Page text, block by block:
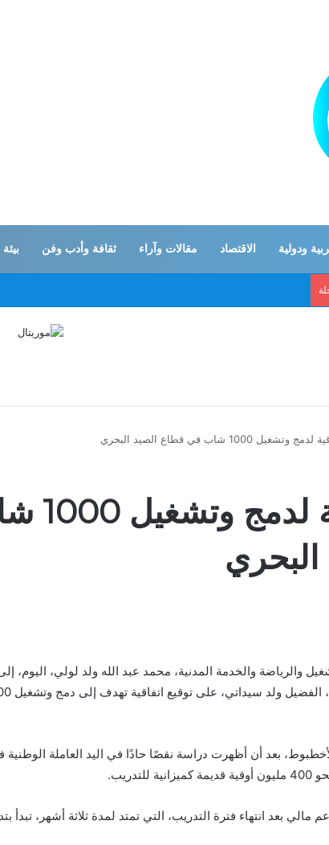
ودولية الاقتصاد مقالات وآراء ثقافة وأدب وفن
1000 شاب في قطاع الصيد البحري
توقيع
والرياضة والخدمة المدنية، محمد عبد الله ولد لولي، اليوم،
بعد أن أظهرت دراسة نقصًا حادًا في اليد العاملة الوطنية
بعد انتهاء فترة التدريب، التي تمتد لمدة ثلاثة أشهر، تبدأ